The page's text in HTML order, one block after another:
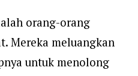
orang-orang
Mereka meluangkan
untuk menolong